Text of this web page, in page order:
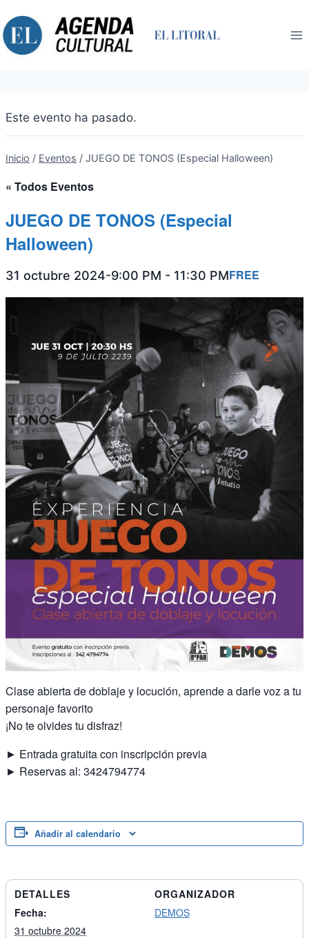
al
contenido
Este evento ha pasado.
Inicio / Eventos / JUEGO DE TONOS (Especial Halloween)
« Todos Eventos
JUEGO DE TONOS (Especial
Halloween)
31 octubre 2024-9:00 PM - 11:30 PMFREE
Clase abierta de doblaje y locución, aprende a darle voz a tu
personaje favorito
¡No te olvides tu disfraz!
► Entrada gratuita con inscripción previa
► Reservas al: 3424794774
Añadir al calendario
DETALLES
Fecha:
31 octubre 2024
ORGANIZADOR
DEMOS